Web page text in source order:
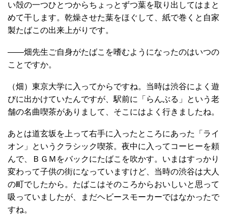
い殻の一つひとつからちょっとずつ葉を取り出してはまと
めて干します。乾燥させた葉をほぐして、紙で巻くと自家
製たばこの出来上がりです。
――畑先生ご自身がたばこを嗜むようになったのはいつの
ことですか。
（畑）東京大学に入ってからですね。当時は渋谷によく遊
びに出かけていたんですが、駅前に「らんぶる」という老
舗の名曲喫茶がありまして、そこにはよく行きましたね。
あとは道玄坂を上って右手に入ったところにあった「ライ
オン」というクラシック喫茶。夜中に入ってコーヒーを頼
んで、ＢＧＭをバックにたばこを吹かす。いまはすっかり
変わって子供の街になっていますけど、当時の渋谷は大人
の町でしたから。たばこはそのころからおいしいと思って
吸っていましたが、まだヘビースモーカーではなかったで
すね。